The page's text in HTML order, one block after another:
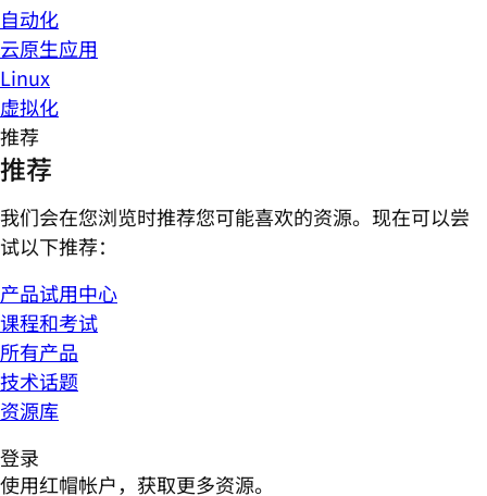
自动化
云原生应用
Linux
虚拟化
推荐
推荐
我们会在您浏览时推荐您可能喜欢的资源。现在可以尝
试以下推荐：
产品试用中心
课程和考试
所有产品
技术话题
资源库
登录
使用红帽帐户，获取更多资源。